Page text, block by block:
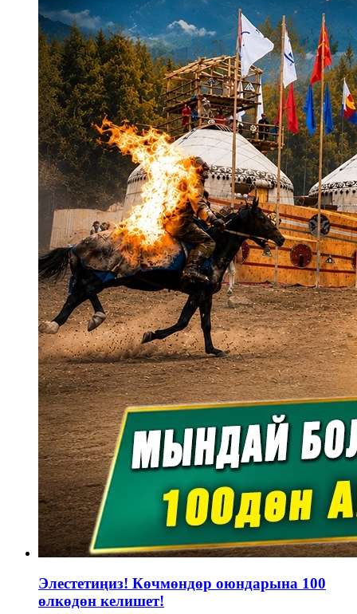
Элестетиңиз! Көчмөндөр оюндарына 100
өлкөдөн келишет!